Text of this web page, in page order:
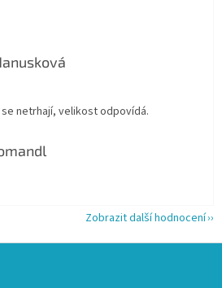
je 5 z 5 hvězdiček.
netrhají, velikost odpovídá.
je 5 z 5 hvězdiček.
Zobrazit další hodnocení